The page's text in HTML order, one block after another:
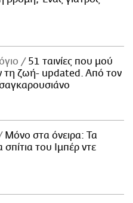
51 ταινίες που μού
τη ζωή- updated. Aπό τον
Μόνο στα όνειρα: Τα
του Ιμπέρ ντε